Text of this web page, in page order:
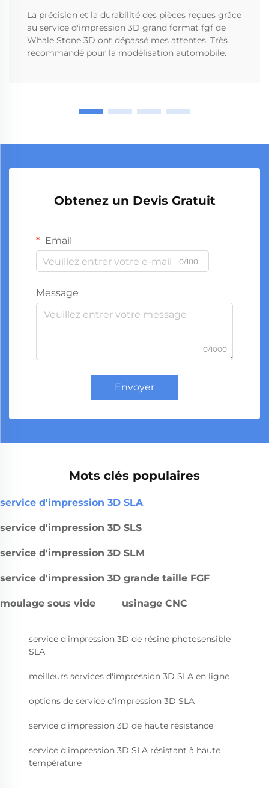
La précision et la durabilité des pièces reçues grâce
au service d'impression 3D grand format fgf de
Whale Stone 3D ont dépassé mes attentes. Très
recommandé pour la modélisation automobile.
Obtenez un Devis Gratuit
Email
0/100
Message
0/1000
Envoyer
Mots clés populaires
service d'impression 3D SLA
service d'impression 3D SLS
service d'impression 3D SLM
service d'impression 3D grande taille FGF
moulage sous vide usinage CNC
service d'impression 3D de résine photosensible
SLA
meilleurs services d'impression 3D SLA en ligne
options de service d'impression 3D SLA
service d'impression 3D de haute résistance
service d'impression 3D SLA résistant à haute
température